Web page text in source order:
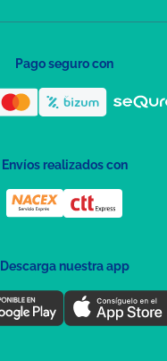
Pago seguro con
Envíos realizados con
Descarga nuestra app